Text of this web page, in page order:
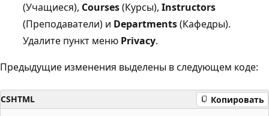
(Учащиеся), Courses(Курсы), Instructors
(Преподаватели) и Departments(Кафедры).
Удалите пункт меню Privacy.
Предыдущие изменения выделены в следующем коде:
CSHTML Копировать